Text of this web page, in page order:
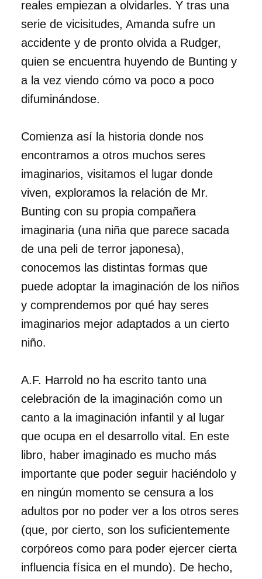
reales empiezan a olvidarles. Y tras una
serie de vicisitudes, Amanda sufre un
accidente y de pronto olvida a Rudger,
quien se encuentra huyendo de Bunting y
a la vez viendo cómo va poco a poco
difuminándose.
Comienza así la historia donde nos
encontramos a otros muchos seres
imaginarios, visitamos el lugar donde
viven, exploramos la relación de Mr.
Bunting con su propia compañera
imaginaria (una niña que parece sacada
de una peli de terror japonesa),
conocemos las distintas formas que
puede adoptar la imaginación de los niños
y comprendemos por qué hay seres
imaginarios mejor adaptados a un cierto
niño.
A.F. Harrold no ha escrito tanto una
celebración de la imaginación como un
canto a la imaginación infantil y al lugar
que ocupa en el desarrollo vital. En este
libro, haber imaginado es mucho más
importante que poder seguir haciéndolo y
en ningún momento se censura a los
adultos por no poder ver a los otros seres
(que, por cierto, son los suficientemente
corpóreos como para poder ejercer cierta
influencia física en el mundo). De hecho,